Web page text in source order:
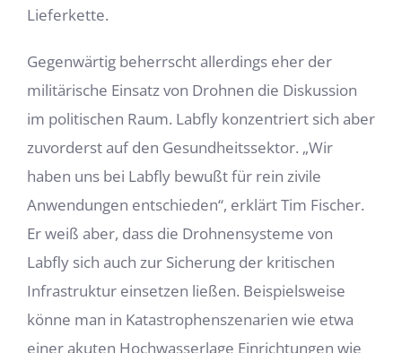
Lieferkette.
Gegenwärtig beherrscht allerdings eher der
militärische Einsatz von Drohnen die Diskussion
im politischen Raum. Labfly konzentriert sich aber
zuvorderst auf den Gesundheitssektor. „Wir
haben uns bei Labfly bewußt für rein zivile
Anwendungen entschieden“, erklärt Tim Fischer.
Er weiß aber, dass die Drohnensysteme von
Labfly sich auch zur Sicherung der kritischen
Infrastruktur einsetzen ließen. Beispielsweise
könne man in Katastrophenszenarien wie etwa
einer akuten Hochwasserlage Einrichtungen wie